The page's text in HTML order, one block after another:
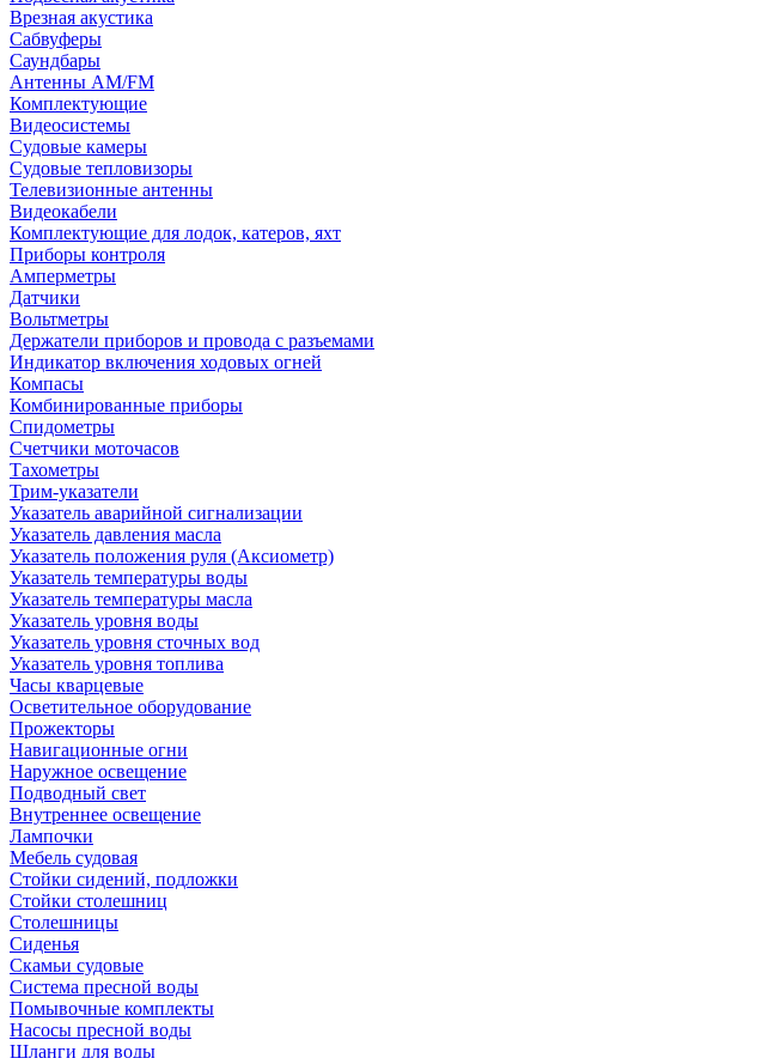
Врезная акустика
Сабвуферы
Саундбары
Антенны AM/FM
Комплектующие
Видеосистемы
Судовые камеры
Cудовые тепловизоры
Телевизионные антенны
Видеокабели
Комплектующие для лодок, катеров, яхт
Приборы контроля
Амперметры
Датчики
Вольтметры
Держатели приборов и провода с разъемами
Индикатор включения ходовых огней
Компасы
Комбинированные приборы
Спидометры
Счетчики моточасов
Тахометры
Трим-указатели
Указатель аварийной сигнализации
Указатель давления масла
Указатель положения руля (Аксиометр)
Указатель температуры воды
Указатель температуры масла
Указатель уровня воды
Указатель уровня сточных вод
Указатель уровня топлива
Часы кварцевые
Осветительное оборудование
Прожекторы
Навигационные огни
Наружное освещение
Подводный свет
Внутреннее освещение
Лампочки
Мебель судовая
Стойки сидений, подложки
Стойки столешниц
Столешницы
Сиденья
Скамьи судовые
Система пресной воды
Помывочные комплекты
Насосы пресной воды
Шланги для воды